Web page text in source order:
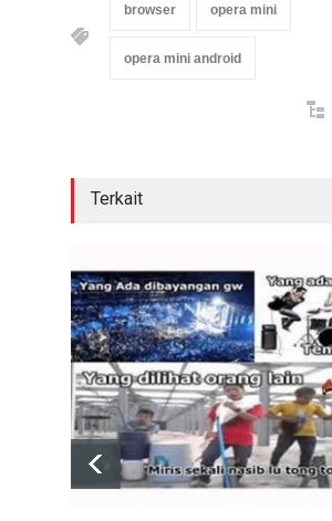
browser opera mini
opera mini android
Terkait